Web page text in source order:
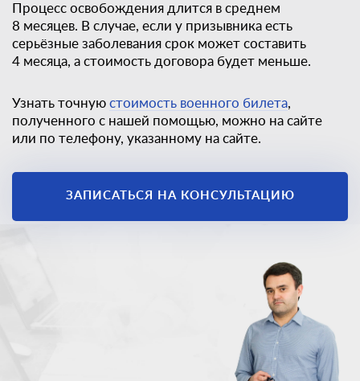
Единственный
законный способ
получить
Процесс освобождения длится в среднем
8 месяцев. В случае, если у призывника есть
серьёзные заболевания срок может составить
4 месяца, а стоимость договора будет меньше.
Узнать точную стоимость военного билета,
полученного с нашей помощью, можно на сайте
или по телефону, указанному на сайте.
ЗАПИСАТЬСЯ НА КОНСУЛЬТАЦИЮ